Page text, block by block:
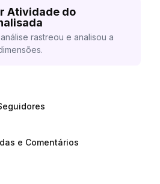
Atividade do
rastreou e analisou a
e Comentários